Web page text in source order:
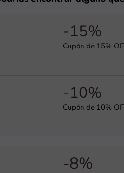
-15%
Cupón de 15%
-10%
Cupón de 10%
-8%